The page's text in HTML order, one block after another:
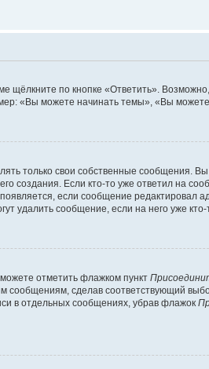
по кнопке «Ответить».
«Вы можете начинать темы», «Вы можете
только свои собственные сообщения.
создания. Если кто-то уже ответил на
если сообщение редактировал
удалить сообщение, если на него уже кто-
отметить флажком пункт
сообщениям, сделав соответствующий
в отдельных сообщениях, убрав флажок